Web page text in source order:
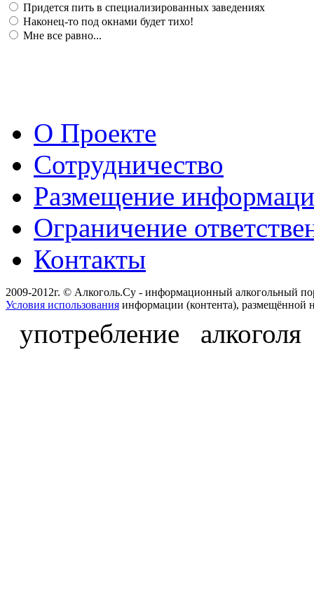
Придется пить в специализированных заведениях
Наконец-то под окнами будет тихо!
Мне все равно...
О Проекте
Сотрудничество
Размещение
Ограничение
Контакты
2009-2012г. © Алкоголь.Су - информационный алкогольный
Условия использования информации (контента), размещённой
употребление